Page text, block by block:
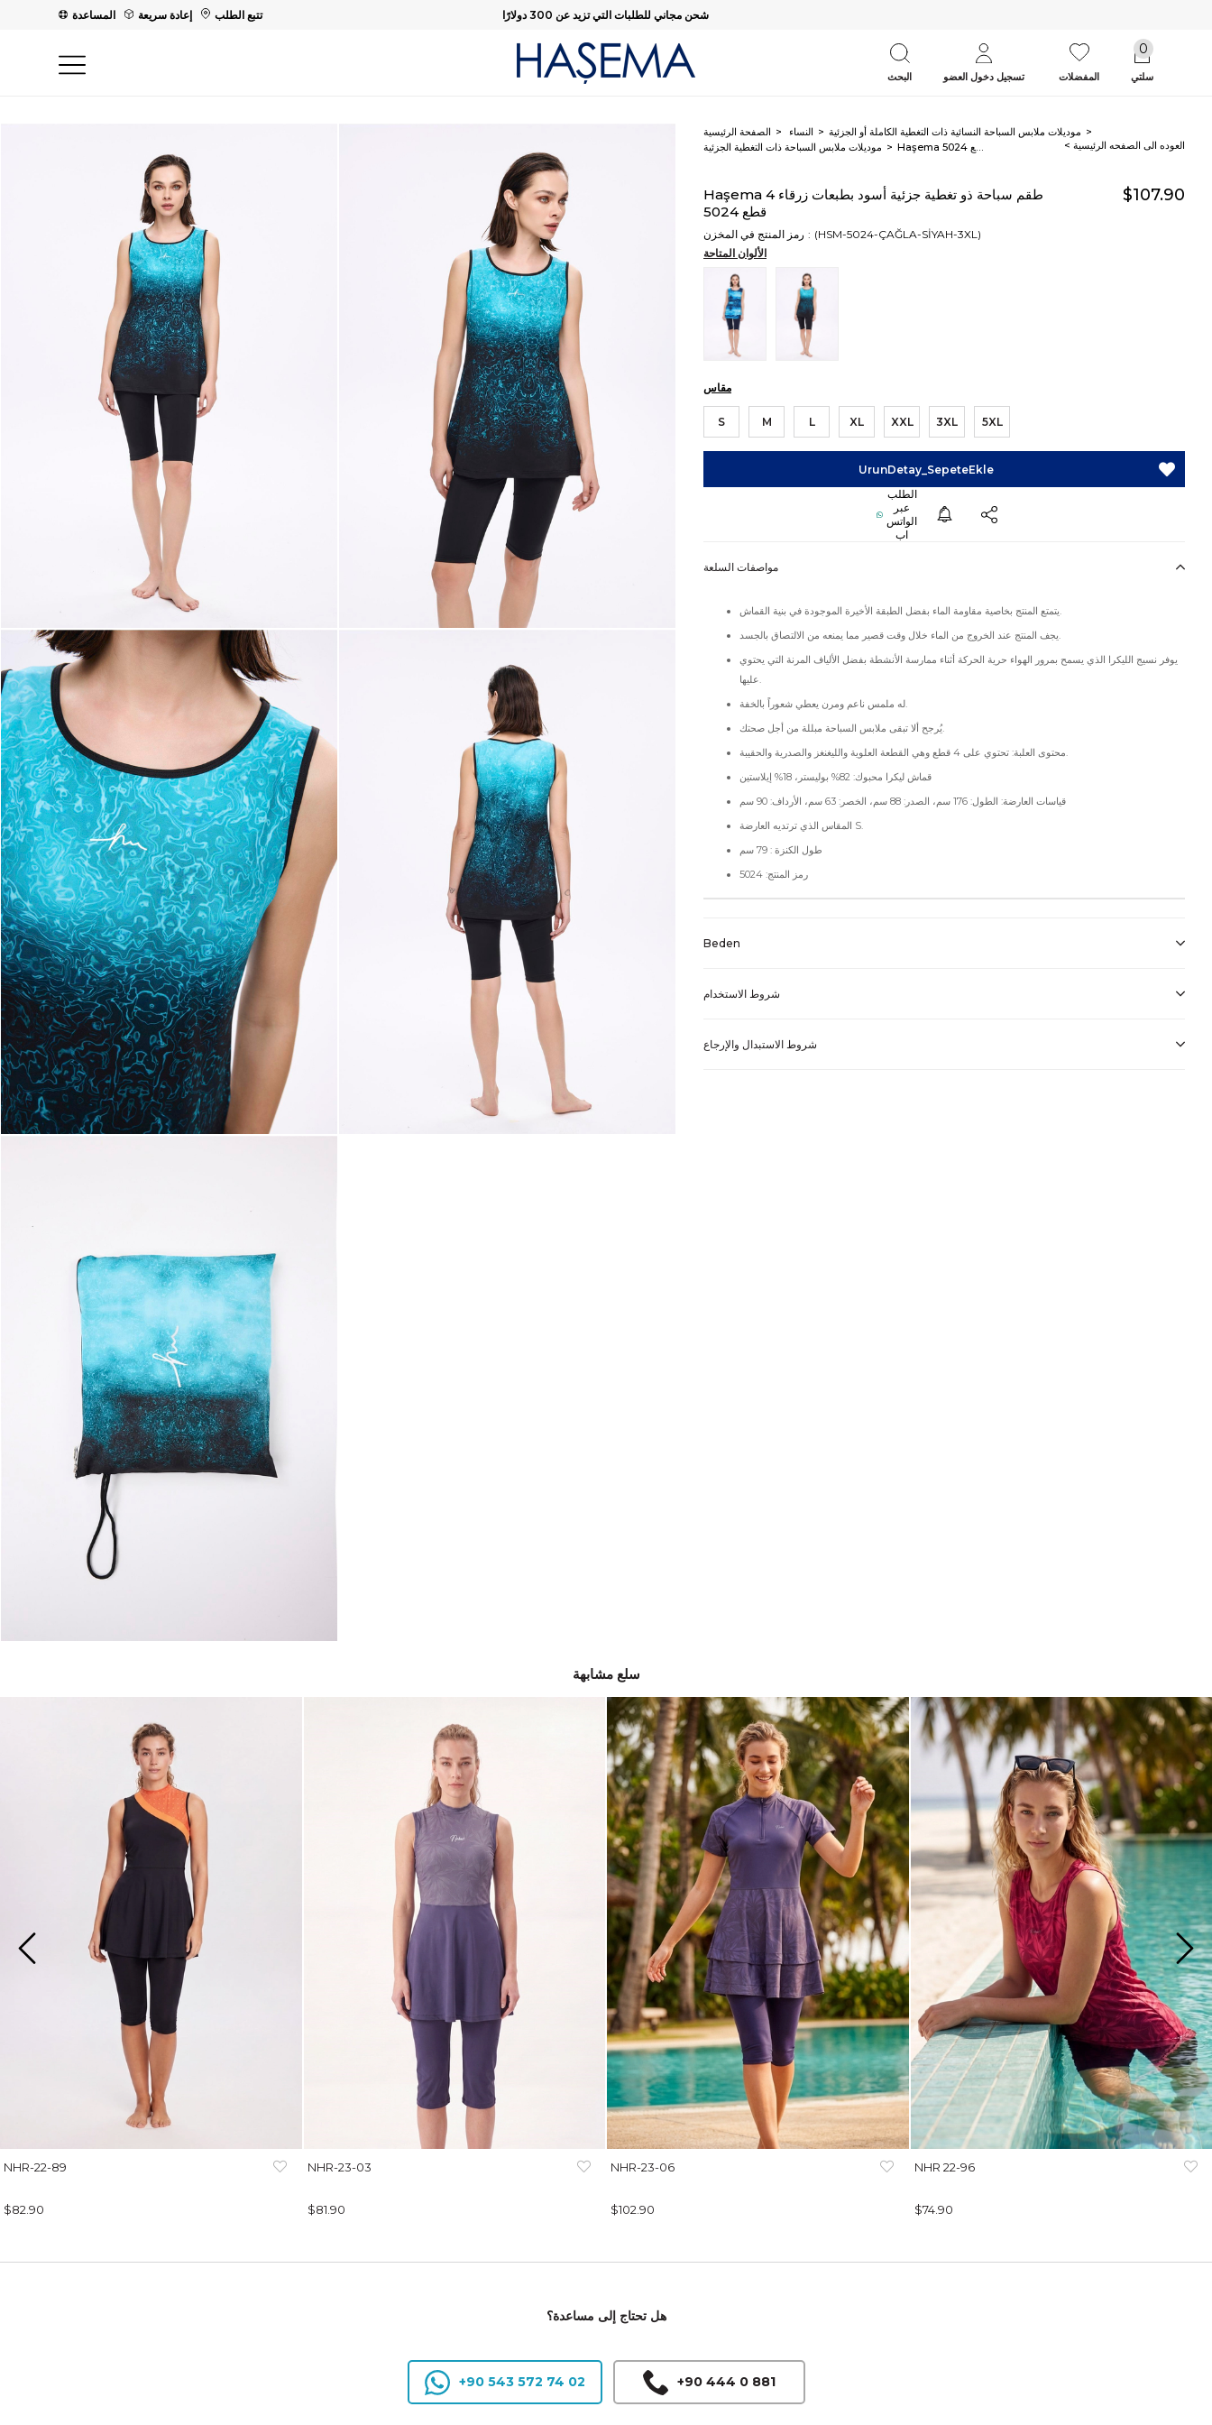
المساعدة إعادة سريعة تتبع الطلب شحن مجاني للطلبات التي تزيد عن 300 دولارًا
سلتي
0
البحث المفضلات تسجيل دخول العضو
الصفحة الرئيسية النساء
موديلات ملابس السباحة النسائية ذات التغطية الكاملة أو الجزئية
موديلات ملابس السباحة ذات التغطية الجزئية
Haşema طقم سباحة ذو تغطية جزئية أسود بطبعات زرقاء 4 قطع 5024 < العوده‌ الی الصفحه‌ الرئیسیة
Haşema طقم سباحة ذو تغطية جزئية أسود بطبعات زرقاء 4
قطع 5024
$107.90
رمز المنتج في المخزن
(HSM-5024-ÇAĞLA-SİYAH-3XL)
الألوان المتاحة
مقاس
S M L XL XXL 3XL 5XL
مواصفات السلعة
يتمتع المنتج بخاصية مقاومة الماء بفضل الطبقة الأخيرة الموجودة في بنية القماش.
يجف المنتج عند الخروج من الماء خلال وقت قصير مما يمنعه من الالتصاق بالجسد.
يوفر نسيج الليكرا الذي يسمح بمرور الهواء حرية الحركة أثناء ممارسة الأنشطة بفضل الألياف المرنة التي يحتوي
عليها.
له ملمس ناعم ومرن يعطي شعوراً بالخفة.
يُرجح ألا تبقى ملابس السباحة مبللة من أجل صحتك.
محتوى العلبة: تحتوي على 4 قطع وهي القطعة العلوية والليغنغز والصدرية والحقيبة.
قماش ليكرا محبوك: 82% بوليستر، 18% إيلاستين
قياسات العارضة: الطول: 176 سم، الصدر: 88 سم، الخصر: 63 سم، الأرداف: 90 سم
المقاس الذي ترتديه العارضة S.
طول الكنزة : 79 سم
رمز المنتج: 5024
Beden
شروط الاستخدام
شروط الاستبدال والإرجاع
سلع مشابهة
NHR-22-89
$82.90
NHR-23-03
$81.90
NHR-23-06
$102.90
NHR 22-96
$74.90
هل تحتاج إلى مساعدة؟
+90 543 572 74 02 +90 444 0 881